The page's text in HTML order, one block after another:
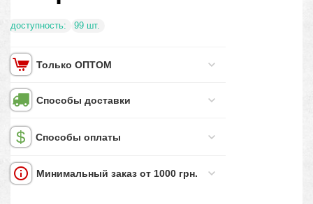
доступность: 99 шт.
Только ОПТОМ
Способы доставки
Способы оплаты
Минимальный заказ от 1000 грн.